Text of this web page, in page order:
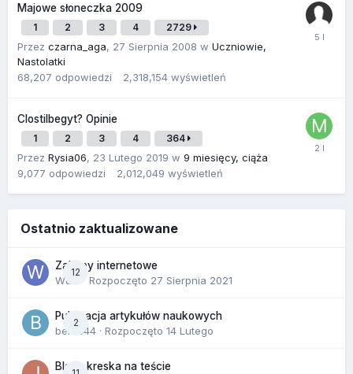
Majowe słoneczka 2009
1 2 3 4 2729
Przez czarna_aga, 27 Sierpnia 2008 w Uczniowie,
Nastolatki
68,207 odpowiedzi 2,318,154 wyświetleń
Clostilbegyt? Opinie
1 2 3 4 364
Przez Rysia06, 23 Lutego 2019 w 9 miesięcy, ciąża
9,077 odpowiedzi 2,012,049 wyświetleń
Ostatnio zaktualizowane
12
Zakupy internetowe
Wula
· Rozpoczęto 27 Sierpnia 2021
2
Publikacja artykułów naukowych
berus44 · Rozpoczęto 14 Lutego
Blada kreska na teście